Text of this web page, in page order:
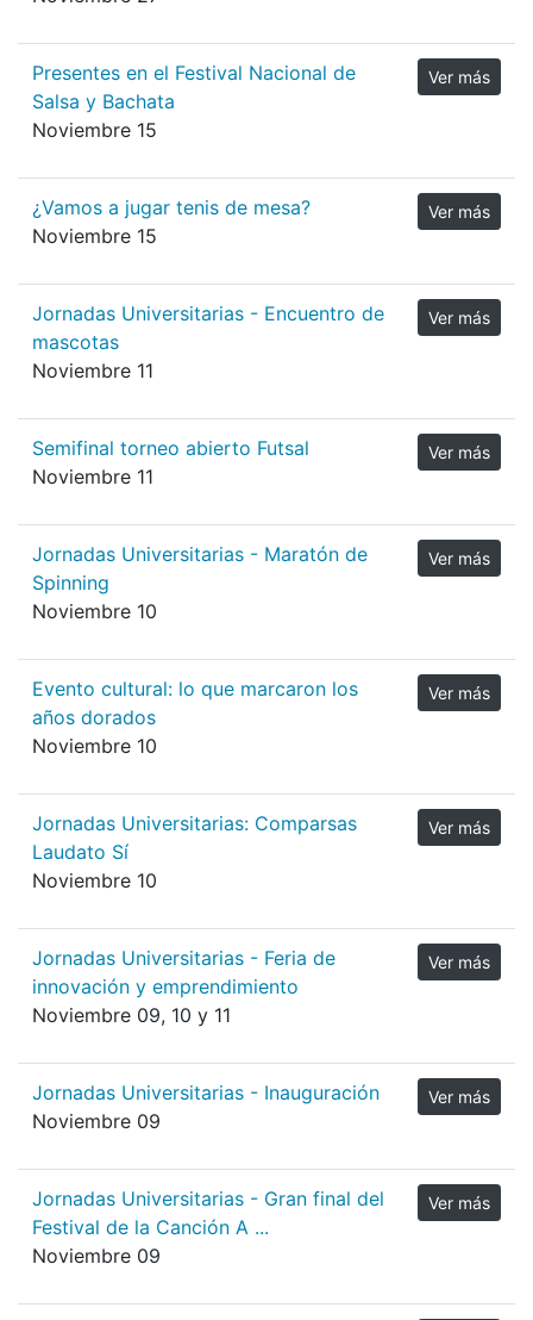
Presentes en el Festival Nacional de
Salsa y Bachata
Noviembre 15
Ver más
¿Vamos a jugar tenis de mesa?
Noviembre 15
Ver más
Jornadas Universitarias - Encuentro de
mascotas
Noviembre 11
Ver más
Semifinal torneo abierto Futsal
Noviembre 11
Ver más
Jornadas Universitarias - Maratón de
Spinning
Noviembre 10
Ver más
Evento cultural: lo que marcaron los
años dorados
Noviembre 10
Ver más
Jornadas Universitarias: Comparsas
Laudato Sí
Noviembre 10
Ver más
Jornadas Universitarias - Feria de
innovación y emprendimiento
Noviembre 09, 10 y 11
Ver más
Jornadas Universitarias - Inauguración
Noviembre 09
Ver más
Jornadas Universitarias - Gran final del
Festival de la Canción A ...
Noviembre 09
Ver más